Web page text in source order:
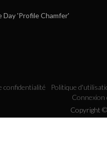
'Profile Chamfer'
confidentialité
Politique
Connexion
Copyright